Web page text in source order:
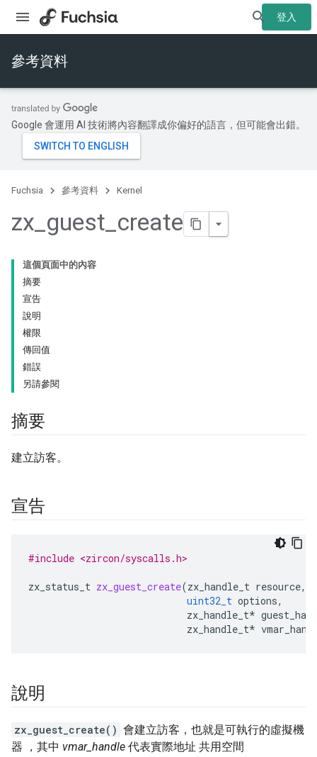
登入
參考資料
Google 會運用 AI 技術將內容翻譯成你偏好的語言，但可能會出錯。
Fuchsia 參考資料 Kernel
zx_guest_create
這個頁面中的內容
摘要
宣告
說明
權限
傳回值
錯誤
另請參閱
摘要
建立訪客。
宣告
#include <zircon/syscalls.h>
zx_status_t zx_guest_create(zx_handle_t resource,
uint32_t options,
zx_handle_t*
zx_handle_t*
說明
zx_guest_create() 會建立訪客，也就是可執行的虛擬機
器 ，其中 vmar_handle 代表實際地址 共用空間